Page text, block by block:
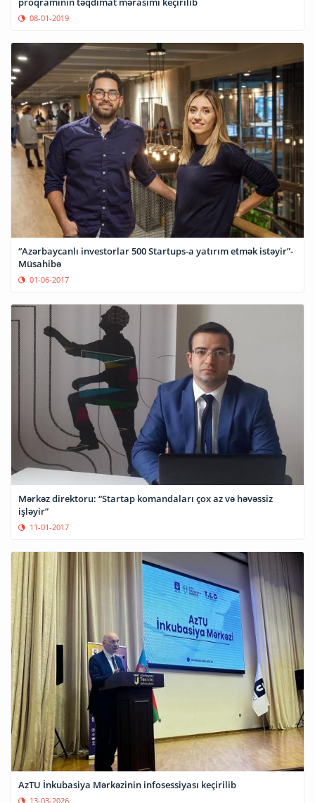
08-01-2019
“Azərbaycanlı investorlar 500 Startups-a yatırım etmək istəyir”-
Müsahibə
01-06-2017
Mərkəz direktoru: “Startap komandaları çox az və həvəssiz
işləyir”
11-01-2017
AzTU İnkubasiya Mərkəzinin infosessiyası keçirilib
13-03-2026